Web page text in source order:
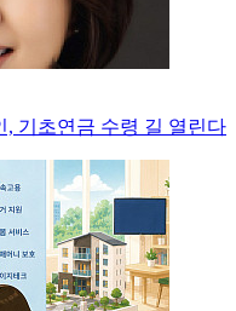
, 기초연금 수령 길 열린다